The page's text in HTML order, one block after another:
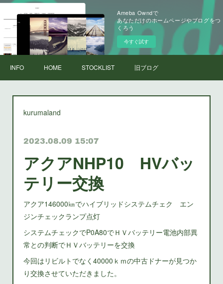
Ameba Owndで
あなただけのホームページやブログをつ
くろう
今すぐ試す
INFO HOME STOCKLIST 旧ブログ
kurumaland
2023.08.09 15:07
アクアNHP10 HVバッ
テリー交換
アクア146000㎞でハイブリッドシステムチェク エン
ジンチェックランプ点灯
システムチェックでP0A80でＨＶバッテリー電池内部異
常との判断でＨＶバッテリーを交換
今回はリビルトでなく40000ｋｍの中古ドナーが見つか
り交換させていただきました。